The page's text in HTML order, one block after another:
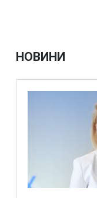
НОВИНИ